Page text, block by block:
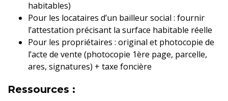
habitables)
Pour les locataires d’un bailleur social : fournir
l’attestation précisant la surface habitable réelle
Pour les propriétaires : original et photocopie de
l’acte de vente (photocopie 1ère page, parcelle,
ares, signatures) + taxe foncière
Ressources :